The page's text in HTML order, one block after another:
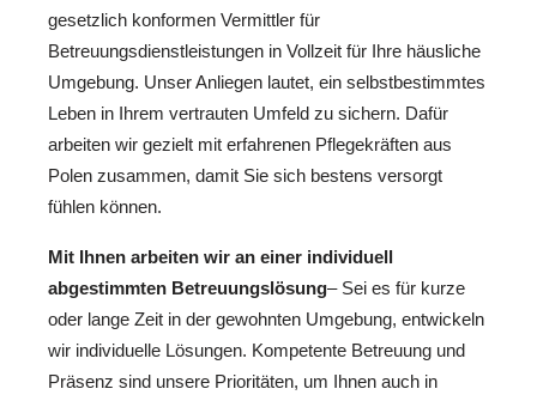
gesetzlich konformen Vermittler für
Betreuungsdienstleistungen in Vollzeit für Ihre häusliche
Umgebung. Unser Anliegen lautet, ein selbstbestimmtes
Leben in Ihrem vertrauten Umfeld zu sichern. Dafür
arbeiten wir gezielt mit erfahrenen Pflegekräften aus
Polen zusammen, damit Sie sich bestens versorgt
fühlen können.
Mit Ihnen arbeiten wir an einer individuell
abgestimmten Betreuungslösung– Sei es für kurze
oder lange Zeit in der gewohnten Umgebung, entwickeln
wir individuelle Lösungen. Kompetente Betreuung und
Präsenz sind unsere Prioritäten, um Ihnen auch in